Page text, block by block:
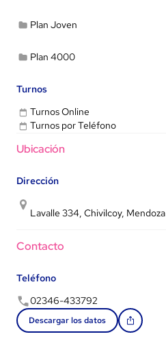
Plan Joven
Plan 4000
Turnos
Turnos Online
Turnos por Teléfono
Ubicación
Dirección
Lavalle 334, Chivilcoy, Mendoza
Contacto
Teléfono
02346-433792
Descargar los datos